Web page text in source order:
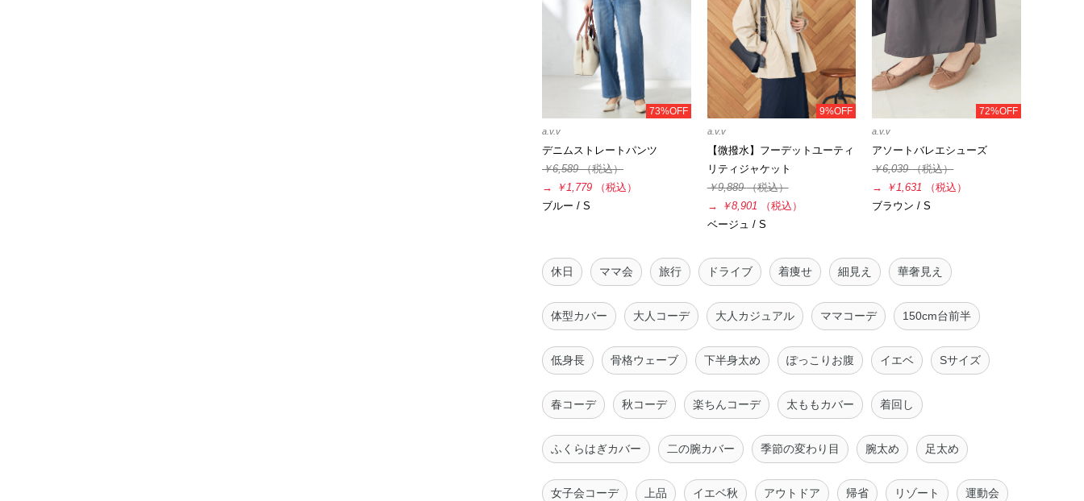
73%OFF
a.v.v
デニムストレートパンツ
￥6,589（税込）
→
￥1,779
（税込）
ブルー / S
9%OFF
a.v.v
【微撥水】フーデットユーティ
リティジャケット
￥9,889（税込）
→
￥8,901
（税込）
ベージュ / S
72%OFF
a.v.v
アソートバレエシューズ
￥6,039（税込）
→
￥1,631
（税込）
ブラウン / S
休日 ママ会 旅行 ドライブ 着痩せ 細見え 華奢見え
体型カバー 大人コーデ 大人カジュアル ママコーデ 150cm台前半
低身長 骨格ウェーブ 下半身太め ぽっこりお腹 イエベ Sサイズ
春コーデ 秋コーデ 楽ちんコーデ 太ももカバー 着回し
ふくらはぎカバー 二の腕カバー 季節の変わり目 腕太め 足太め
女子会コーデ 上品 イエベ秋 アウトドア 帰省 リゾート 運動会